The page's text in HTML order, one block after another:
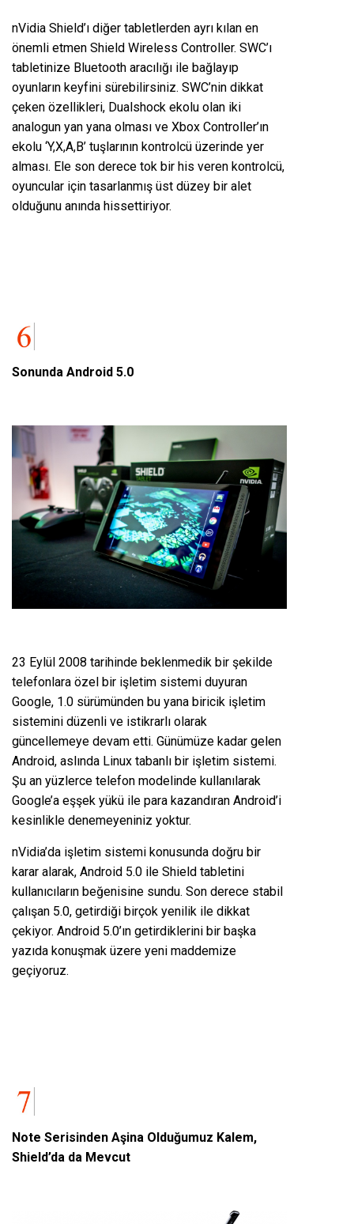
nVidia Shield’ı diğer tabletlerden ayrı kılan en
önemli etmen Shield Wireless Controller. SWC’ı
tabletinize Bluetooth aracılığı ile bağlayıp
oyunların keyfini sürebilirsiniz. SWC’nin dikkat
çeken özellikleri, Dualshock ekolu olan iki
analogun yan yana olması ve Xbox Controller’ın
ekolu ‘Y,X,A,B’ tuşlarının kontrolcü üzerinde yer
alması. Ele son derece tok bir his veren kontrolcü,
oyuncular için tasarlanmış üst düzey bir alet
olduğunu anında hissettiriyor.
Sonunda Android 5.0
23 Eylül 2008 tarihinde beklenmedik bir şekilde
telefonlara özel bir işletim sistemi duyuran
Google, 1.0 sürümünden bu yana biricik işletim
sistemini düzenli ve istikrarlı olarak
güncellemeye devam etti. Günümüze kadar gelen
Android, aslında Linux tabanlı bir işletim sistemi.
Şu an yüzlerce telefon modelinde kullanılarak
Google’a eşşek yükü ile para kazandıran Android’i
kesinlikle denemeyeniniz yoktur.
nVidia’da işletim sistemi konusunda doğru bir
karar alarak, Android 5.0 ile Shield tabletini
kullanıcıların beğenisine sundu. Son derece stabil
çalışan 5.0, getirdiği birçok yenilik ile dikkat
çekiyor. Android 5.0’ın getirdiklerini bir başka
yazıda konuşmak üzere yeni maddemize
geçiyoruz.
Note Serisinden Aşina Olduğumuz Kalem,
Shield’da da Mevcut